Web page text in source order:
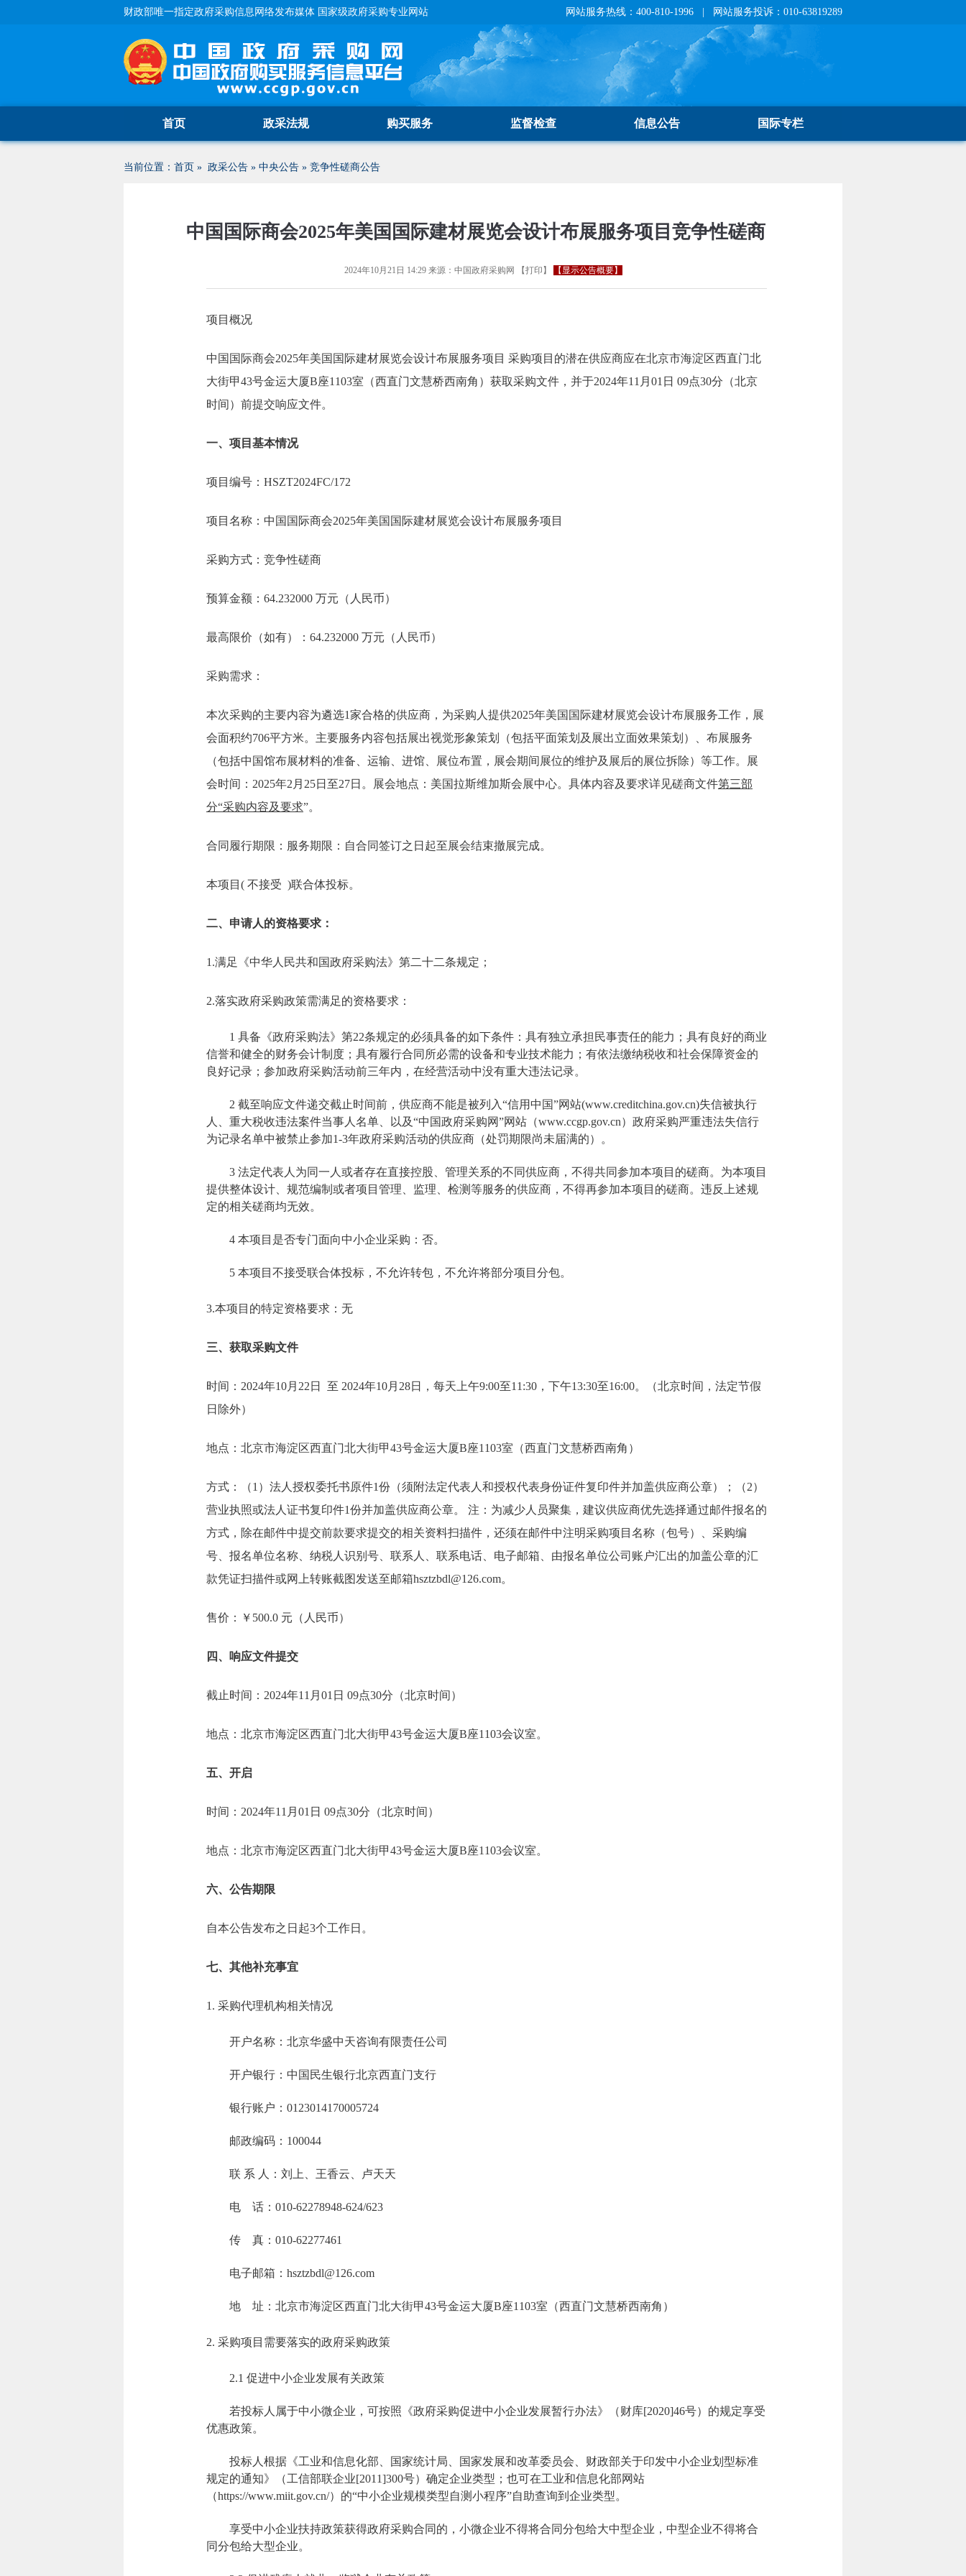
财政部唯一指定政府采购信息网络发布媒体 国家级政府采购专业网站 网站服务热线：400-810-1996 | 网站服务投诉：010-63819289
首页 政采法规 购买服务 监督检查 信息公告 国际专栏
当前位置： 首页 » 政采公告 » 中央公告 » 竞争性磋商公告
中国国际商会2025年美国国际建材展览会设计布展服务项目竞争性磋商
2024年10月21日 14:29来源： 中国政府采购网 【打印 】 【显示公告概要】
项目概况
中国国际商会2025年美国国际建材展览会设计布展服务项目 采购项目的潜在供应商应在北京市海淀区西直门北
大街甲43号金运大厦B座1103室（西直门文慧桥西南角）获取采购文件，并于2024年11月01日 09点30分（北京
时间）前提交响应文件。
一、项目基本情况
项目编号：HSZT2024FC/172
项目名称：中国国际商会2025年美国国际建材展览会设计布展服务项目
采购方式：竞争性磋商
预算金额：64.232000 万元（人民币）
最高限价（如有）：64.232000 万元（人民币）
采购需求：
本次采购的主要内容为遴选1家合格的供应商，为采购人提供2025年美国国际建材展览会设计布展服务工作，展
会面积约706平方米。主要服务内容包括展出视觉形象策划（包括平面策划及展出立面效果策划）、布展服务
（包括中国馆布展材料的准备、运输、进馆、展位布置，展会期间展位的维护及展后的展位拆除）等工作。展
会时间：2025年2月25日至27日。展会地点：美国拉斯维加斯会展中心。具体内容及要求详见磋商文件第三部
分“采购内容及要求”。
合同履行期限：服务期限：自合同签订之日起至展会结束撤展完成。
本项目( 不接受 )联合体投标。
二、申请人的资格要求：
1.满足《中华人民共和国政府采购法》第二十二条规定；
2.落实政府采购政策需满足的资格要求：
1 具备《政府采购法》第22条规定的必须具备的如下条件：具有独立承担民事责任的能力；具有良好的商业
信誉和健全的财务会计制度；具有履行合同所必需的设备和专业技术能力；有依法缴纳税收和社会保障资金的
良好记录；参加政府采购活动前三年内，在经营活动中没有重大违法记录。
2 截至响应文件递交截止时间前，供应商不能是被列入“信用中国”网站(www.creditchina.gov.cn)失信被执行
人、重大税收违法案件当事人名单、以及“中国政府采购网”网站（www.ccgp.gov.cn）政府采购严重违法失信行
为记录名单中被禁止参加1-3年政府采购活动的供应商（处罚期限尚未届满的）。
3 法定代表人为同一人或者存在直接控股、管理关系的不同供应商，不得共同参加本项目的磋商。为本项目
提供整体设计、规范编制或者项目管理、监理、检测等服务的供应商，不得再参加本项目的磋商。违反上述规
定的相关磋商均无效。
4 本项目是否专门面向中小企业采购：否。
5 本项目不接受联合体投标，不允许转包，不允许将部分项目分包。
3.本项目的特定资格要求：无
三、获取采购文件
时间：2024年10月22日 至 2024年10月28日，每天上午9:00至11:30，下午13:30至16:00。（北京时间，法定节假
日除外）
地点：北京市海淀区西直门北大街甲43号金运大厦B座1103室（西直门文慧桥西南角）
方式：（1）法人授权委托书原件1份（须附法定代表人和授权代表身份证件复印件并加盖供应商公章）；（2）
营业执照或法人证书复印件1份并加盖供应商公章。 注：为减少人员聚集，建议供应商优先选择通过邮件报名的
方式，除在邮件中提交前款要求提交的相关资料扫描件，还须在邮件中注明采购项目名称（包号）、采购编
号、报名单位名称、纳税人识别号、联系人、联系电话、电子邮箱、由报名单位公司账户汇出的加盖公章的汇
款凭证扫描件或网上转账截图发送至邮箱hsztzbdl@126.com。
售价：￥500.0 元（人民币）
四、响应文件提交
截止时间：2024年11月01日 09点30分（北京时间）
地点：北京市海淀区西直门北大街甲43号金运大厦B座1103会议室。
五、开启
时间：2024年11月01日 09点30分（北京时间）
地点：北京市海淀区西直门北大街甲43号金运大厦B座1103会议室。
六、公告期限
自本公告发布之日起3个工作日。
七、其他补充事宜
1. 采购代理机构相关情况
开户名称：北京华盛中天咨询有限责任公司
开户银行：中国民生银行北京西直门支行
银行账户：0123014170005724
邮政编码：100044
联 系 人：刘上、王香云、卢天天
电 话：010-62278948-624/623
传 真：010-62277461
电子邮箱：hsztzbdl@126.com
地 址：北京市海淀区西直门北大街甲43号金运大厦B座1103室（西直门文慧桥西南角）
2. 采购项目需要落实的政府采购政策
2.1 促进中小企业发展有关政策
若投标人属于中小微企业，可按照《政府采购促进中小企业发展暂行办法》（财库[2020]46号）的规定享受
优惠政策。
投标人根据《工业和信息化部、国家统计局、国家发展和改革委员会、财政部关于印发中小企业划型标准
规定的通知》（工信部联企业[2011]300号）确定企业类型；也可在工业和信息化部网站
（https://www.miit.gov.cn/）的“中小企业规模类型自测小程序”自助查询到企业类型。
享受中小企业扶持政策获得政府采购合同的，小微企业不得将合同分包给大中型企业，中型企业不得将合
同分包给大型企业。